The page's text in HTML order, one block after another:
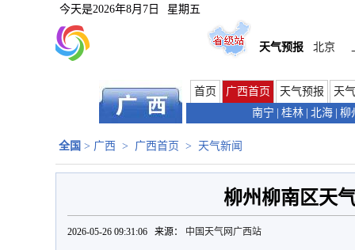
今天是2026年8月7日 星期五
天气预报 北京
首页 广西首页 天气预报
天
南宁
桂林 北海 柳
全国 > 广西 > 广西首页 > 天气新闻
柳州柳南区天
2026-05-26 09:31:06 来源： 中国天气网广西站